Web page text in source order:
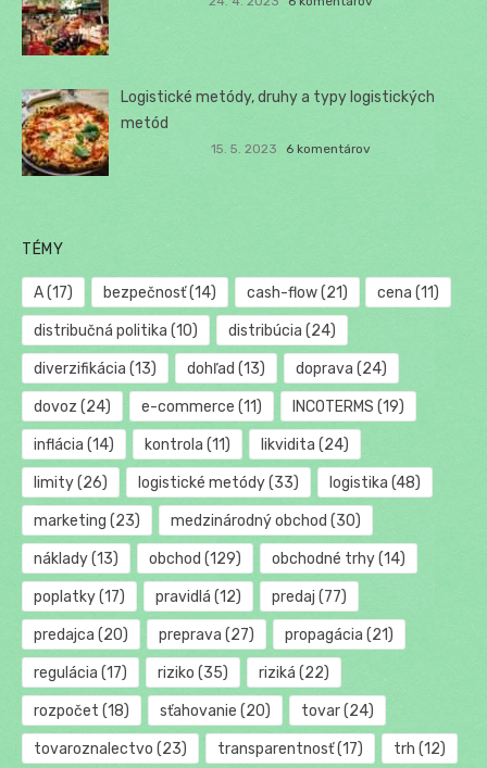
Logistické metódy, druhy a typy logistických
metód
15. 5. 2023 6 komentárov
TÉMY
A(17) bezpečnosť(14) cash-flow(21) cena (11)
distribučná politika (10) distribúcia (24)
diverzifikácia (13) dohľad (13) doprava (24)
dovoz (24) e-commerce (11) INCOTERMS (19)
inflácia (14) kontrola (11) likvidita (24)
limity(26) logistické metódy(33) logistika (48)
marketing (23) medzinárodný obchod (30)
náklady(13) obchod (129) obchodné trhy(14)
poplatky(17) pravidlá (12) predaj (77)
predajca (20) preprava (27) propagácia (21)
regulácia (17) riziko (35) riziká (22)
rozpočet (18) sťahovanie (20) tovar(24)
tovaroznalectvo (23) transparentnosť(17) trh (12)